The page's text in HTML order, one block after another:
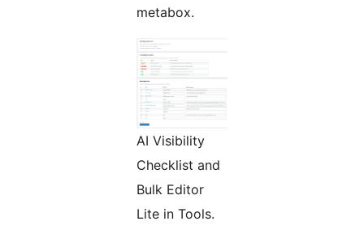
metabox.
AI Visibility
Checklist and
Bulk Editor
Lite in Tools.